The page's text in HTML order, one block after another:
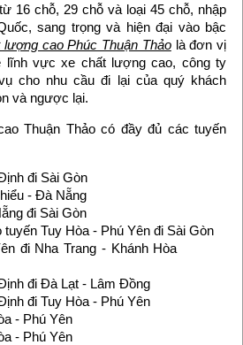
16 chỗ, 29 chỗ và loại 45 chỗ, nhập
sang trọng và hiện đại vào bậc
lượng cao Phúc Thuận Thảolà đơn vị
lĩnh vực xe chất lượng cao, công ty
cho nhu cầu đi lại của quý khách
và ngược lại.
Thuận Thảo có đầy đủ các tuyến
Định đi Sài Gòn
- Đà Nẵng
đi Sài Gòn
tuyến Tuy Hòa - Phú Yên đi Sài Gòn
đi Nha Trang - Khánh Hòa
đi Đà Lạt - Lâm Đồng
đi Tuy Hòa - Phú Yên
- Phú Yên
- Phú Yên